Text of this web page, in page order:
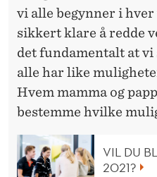
vi alle begynner i hver
sikkert klare å redde
det fundamentalt at
alle har like
Hvem mamma og
bestemme hvilke
VIL DU
2021?